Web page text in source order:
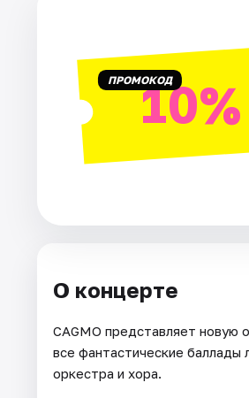
ПРОМОКОД10%
О концерте
CAGMO представляет
все фантастические баллады
оркестра и хора.